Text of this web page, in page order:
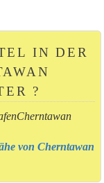
IN DER
?
von Cherntawan